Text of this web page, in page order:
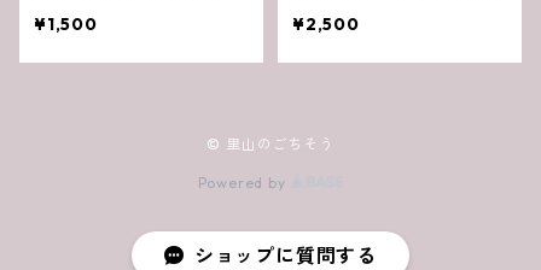
¥1,500
¥2,500
© 里山のごちそう
Powered by
ショップに質問する